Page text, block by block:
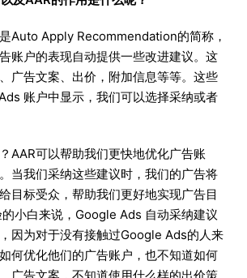
Auto Apply Recommendation的简称，
账户的表现自动提供一些改进建议。这
广告文案、出价，附加信息等等。这些
账户中显示，我们可以选择采纳或者
AAR可以帮助我们更快地优化广告账
当我们采纳这些建议时，我们的广告将
目标受众，帮助我们更好地实现广告目
小白来说，Google Ads 自动采纳建议
因为对于没有接触过Google Ads的人来
何优化他们的广告账户，也不知道如何